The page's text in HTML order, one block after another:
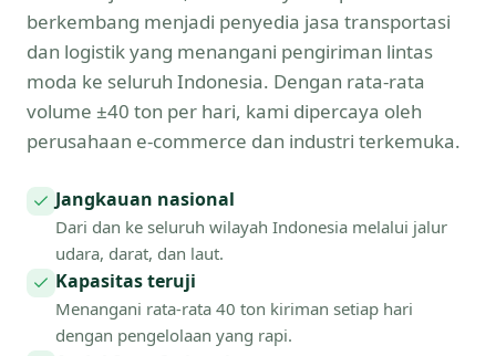
berkembang menjadi penyedia jasa transportasi
dan logistik yang menangani pengiriman lintas
moda ke seluruh Indonesia. Dengan rata-rata
volume ±40 ton per hari, kami dipercaya oleh
perusahaan e-commerce dan industri terkemuka.
Jangkauan nasional
Dari dan ke seluruh wilayah Indonesia melalui jalur
udara, darat, dan laut.
Kapasitas teruji
Menangani rata-rata 40 ton kiriman setiap hari
dengan pengelolaan yang rapi.